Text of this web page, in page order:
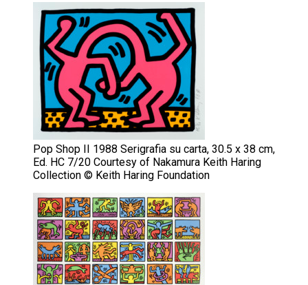
Pop Shop II 1988 Serigrafia su carta, 30.5 x 38 cm,
Ed. HC 7/20 Courtesy of Nakamura Keith Haring
Collection © Keith Haring Foundation